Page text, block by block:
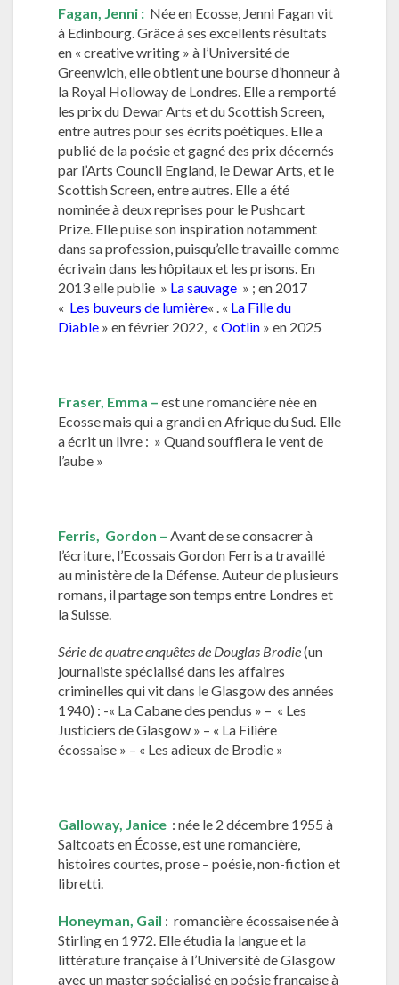
Fagan, Jenni : Née en Ecosse, Jenni Fagan vit
à Edinbourg. Grâce à ses excellents résultats
en « creative writing » à l’Université de
Greenwich, elle obtient une bourse d’honneur à
la Royal Holloway de Londres. Elle a remporté
les prix du Dewar Arts et du Scottish Screen,
entre autres pour ses écrits poétiques. Elle a
publié de la poésie et gagné des prix décernés
par l’Arts Council England, le Dewar Arts, et le
Scottish Screen, entre autres. Elle a été
nominée à deux reprises pour le Pushcart
Prize. Elle puise son inspiration notamment
dans sa profession, puisqu’elle travaille comme
écrivain dans les hôpitaux et les prisons. En
2013 elle publie » La sauvage » ; en 2017
« Les buveurs de lumière« . « La Fille du
Diable » en février 2022, « Ootlin » en 2025
Fraser, Emma – est une romancière née en
Ecosse mais qui a grandi en Afrique du Sud. Elle
a écrit un livre : » Quand soufflera le vent de
l’aube »
Ferris, Gordon – Avant de se consacrer à
l’écriture, l’Ecossais Gordon Ferris a travaillé
au ministère de la Défense. Auteur de plusieurs
romans, il partage son temps entre Londres et
la Suisse.
Série de quatre enquêtes de Douglas Brodie(un
journaliste spécialisé dans les affaires
criminelles qui vit dans le Glasgow des années
1940) : -« La Cabane des pendus » – « Les
Justiciers de Glasgow » – « La Filière
écossaise » – « Les adieux de Brodie »
Galloway, Janice : née le 2 décembre 1955 à
Saltcoats en Écosse, est une romancière,
histoires courtes, prose – poésie, non-fiction et
libretti.
Honeyman, Gail : romancière écossaise née à
Stirling en 1972. Elle étudia la langue et la
littérature française à l’Université de Glasgow
avec un master spécialisé en poésie française à